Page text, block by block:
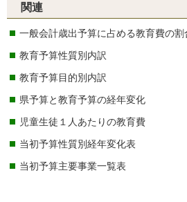
関連
一般会計歳出予算に占める教育費の割
教育予算性質別内訳
教育予算目的別内訳
県予算と教育予算の経年変化
児童生徒１人あたりの教育費
当初予算性質別経年変化表
当初予算主要事業一覧表